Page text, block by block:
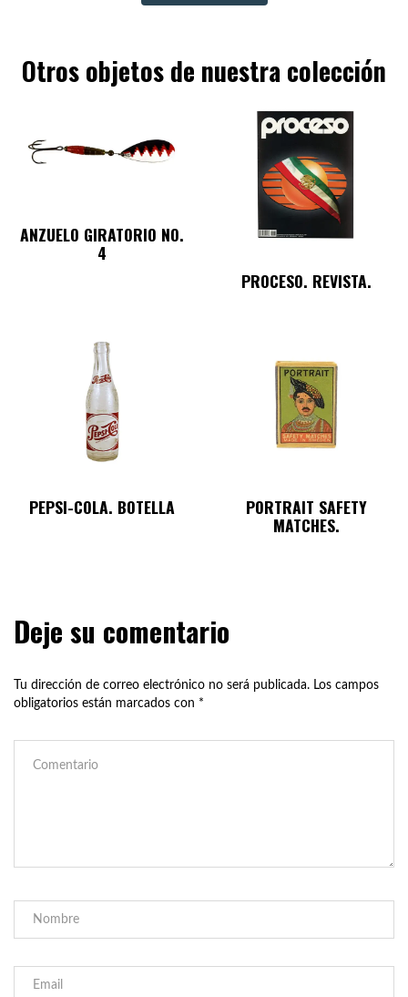
Otros objetos de nuestra colección
ANZUELO GIRATORIO NO.
4
PROCESO. REVISTA.
PEPSI-COLA. BOTELLA PORTRAIT SAFETY
MATCHES.
Deje su comentario
Tu dirección de correo electrónico no será publicada. Los campos
obligatorios están marcados con *